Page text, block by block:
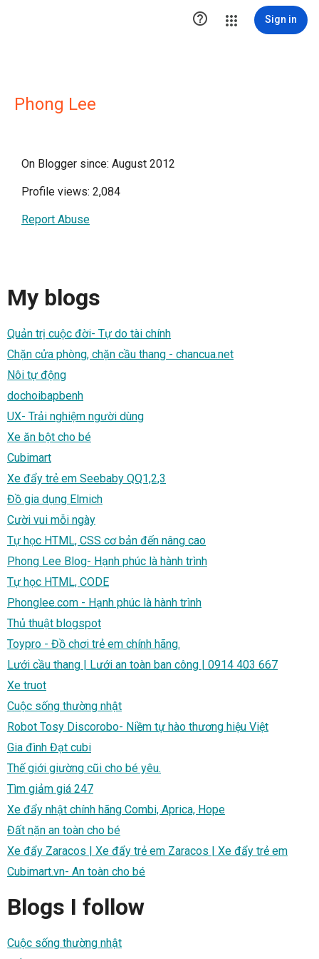
 Sign in
Phong Lee
On Blogger since: August 2012
Profile views: 2,084
Report Abuse
My blogs
Quản trị cuộc đời- Tự do tài chính
Chặn cửa phòng, chặn cầu thang - chancua.net
Nôi tự động
dochoibapbenh
UX- Trải nghiệm người dùng
Xe ăn bột cho bé
Cubimart
Xe đẩy trẻ em Seebaby QQ1,2,3
Đồ gia dụng Elmich
Cười vui mỗi ngày
Tự học HTML, CSS cơ bản đến nâng cao
Phong Lee Blog- Hạnh phúc là hành trình
Tự học HTML, CODE
Phonglee.com - Hạnh phúc là hành trình
Thủ thuật blogspot
Toypro - Đồ chơi trẻ em chính hãng.
Lưới cầu thang | Lưới an toàn ban công | 0914 403 667
Xe truot
Cuộc sống thường nhật
Robot Tosy Discorobo- Niềm tự hào thương hiệu Việt
Gia đình Đạt cubi
Thế giới giường cũi cho bé yêu.
Tìm giảm giá 247
Xe đẩy nhật chính hãng Combi, Aprica, Hope
Đất nặn an toàn cho bé
Xe đẩy Zaracos | Xe đẩy trẻ em Zaracos | Xe đẩy trẻ em
Cubimart.vn- An toàn cho bé
Blogs I follow
Cuộc sống thường nhật